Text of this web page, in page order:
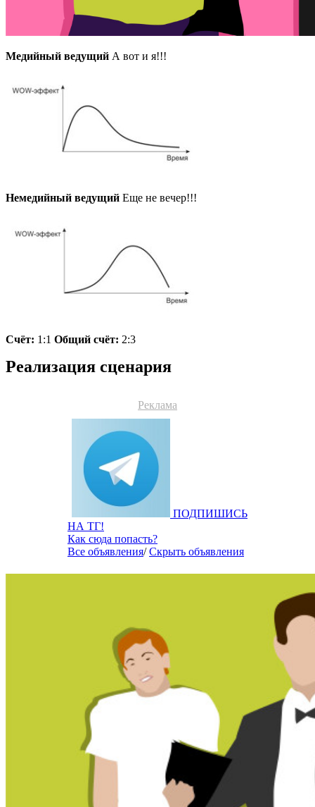
Медийный ведущий А вот и я!!!
Немедийный ведущий Еще не вечер!!!
Счёт: 1:1 Общий счёт: 2:3
Реализация сценария
Реклама
ПОДПИШИСЬ
НА ТГ!
Как сюда попасть?
Все объявления/Скрыть объявления